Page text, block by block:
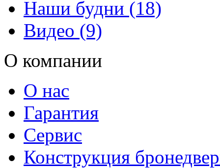
Наши будни (18)
Видео (9)
О компании
О нас
Гарантия
Сервис
Конструкция